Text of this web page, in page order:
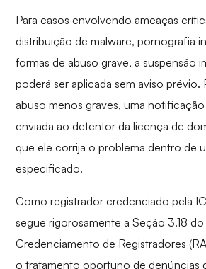
Para casos envolvendo ameaças
distribuição de malware, pornografia
formas de abuso grave, a suspensão
poderá ser aplicada sem aviso prévio.
abuso menos graves, uma
enviada ao detentor da licença de
que ele corrija o problema dentro de
especificado.
Como registrador credenciado pela
segue rigorosamente a Seção 3.18
Credenciamento de Registradores
o tratamento oportuno de denúncias